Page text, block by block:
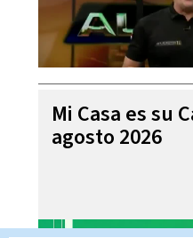
Mi Casa es su
agosto 2026